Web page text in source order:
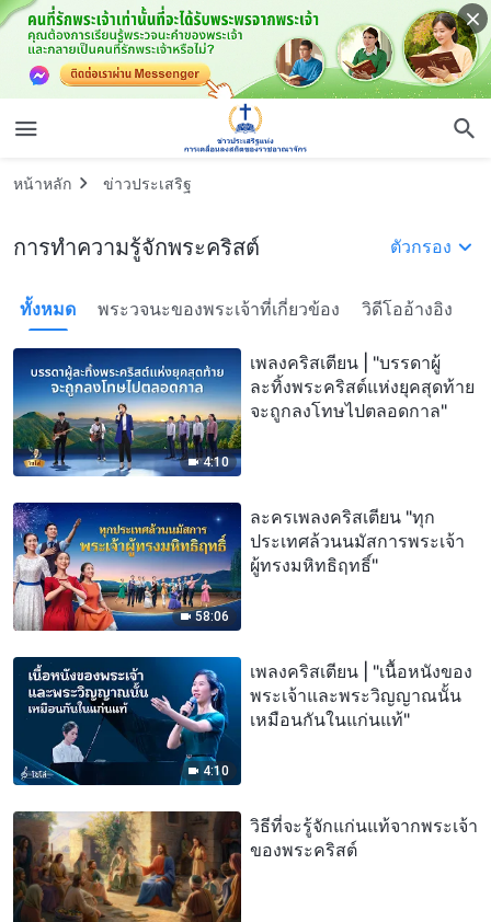
หน้าหลัก ข่าวประเสริฐ
การทำความรู้จักพระคริสต์ ตัวกรอง
ทั้งหมด พระวจนะของพระเจ้าที่เกี่ยวข้อง วิดีโออ้างอิง
4:10
เพลงคริสเตียน | "บรรดาผู้
ละทิ้งพระคริสต์แห่งยุคสุดท้าย
จะถูกลงโทษไปตลอดกาล"
58:06
ละครเพลงคริสเตียน "ทุก
ประเทศล้วนนมัสการพระเจ้า
ผู้ทรงมหิทธิฤทธิ์"
4:10
เพลงคริสเตียน | "เนื้อหนังของ
พระเจ้าและพระวิญญาณนั้น
เหมือนกันในแก่นแท้"
วิธีที่จะรู้จักแก่นแท้จากพระเจ้า
ของพระคริสต์